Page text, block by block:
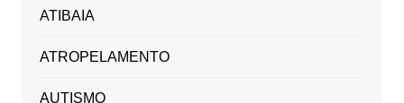
ATIBAIA
ATROPELAMENTO
AUTISMO